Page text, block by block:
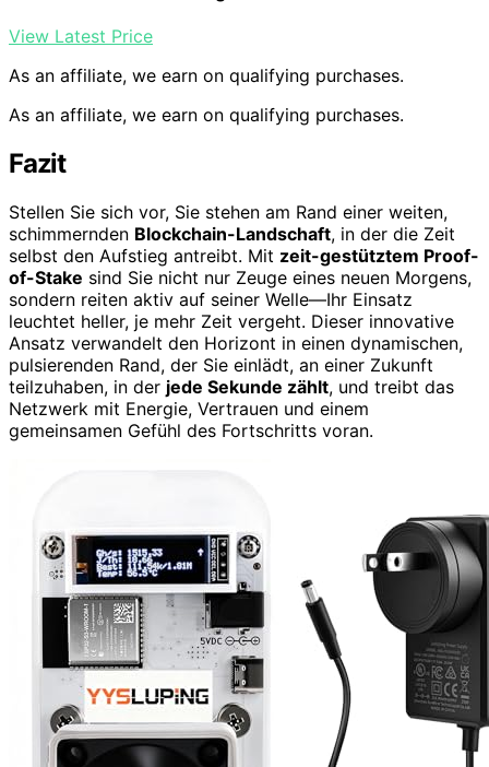
View Latest Price
As an affiliate, we earn on qualifying purchases.
As an affiliate, we earn on qualifying purchases.
Fazit
Stellen Sie sich vor, Sie stehen am Rand einer weiten,
schimmernden Blockchain-Landschaft, in der die Zeit
selbst den Aufstieg antreibt. Mit zeit-gestütztem Proof-
of-Stake sind Sie nicht nur Zeuge eines neuen Morgens,
sondern reiten aktiv auf seiner Welle—Ihr Einsatz
leuchtet heller, je mehr Zeit vergeht. Dieser innovative
Ansatz verwandelt den Horizont in einen dynamischen,
pulsierenden Rand, der Sie einlädt, an einer Zukunft
teilzuhaben, in der jede Sekunde zählt, und treibt das
Netzwerk mit Energie, Vertrauen und einem
gemeinsamen Gefühl des Fortschritts voran.